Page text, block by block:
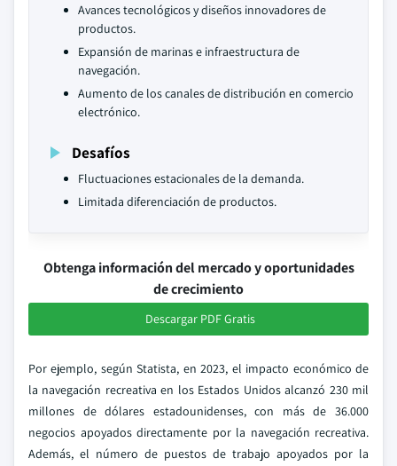
Avances tecnológicos y diseños innovadores de
productos.
Expansión de marinas e infraestructura de
navegación.
Aumento de los canales de distribución en comercio
electrónico.
Desafíos
Fluctuaciones estacionales de la demanda.
Limitada diferenciación de productos.
Obtenga información del mercado y oportunidades
de crecimiento
Descargar PDF Gratis
Por ejemplo, según Statista, en 2023, el impacto económico de
la navegación recreativa en los Estados Unidos alcanzó 230 mil
millones de dólares estadounidenses, con más de 36.000
negocios apoyados directamente por la navegación recreativa.
Además, el número de puestos de trabajo apoyados por la